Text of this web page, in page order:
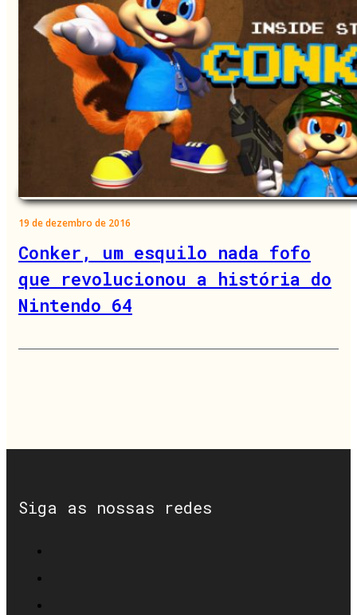
19 de dezembro de 2016
Conker, um esquilo nada fofo
que revolucionou a história do
Nintendo 64
Siga as nossas redes